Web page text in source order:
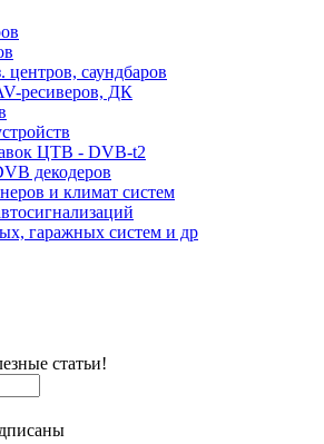
саундбаров
ресиверов, ДК
ЦТВ - DVB-t2
декодеров
и климат систем
гаражных систем и др
статьи!